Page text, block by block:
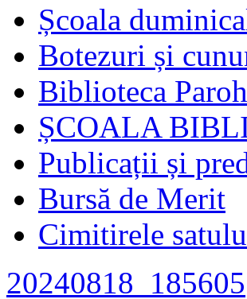
Școala
Botezuri și
Biblioteca
ȘCOALA
Publicații și
Bursă de Merit
Cimitirele
20240818_185605